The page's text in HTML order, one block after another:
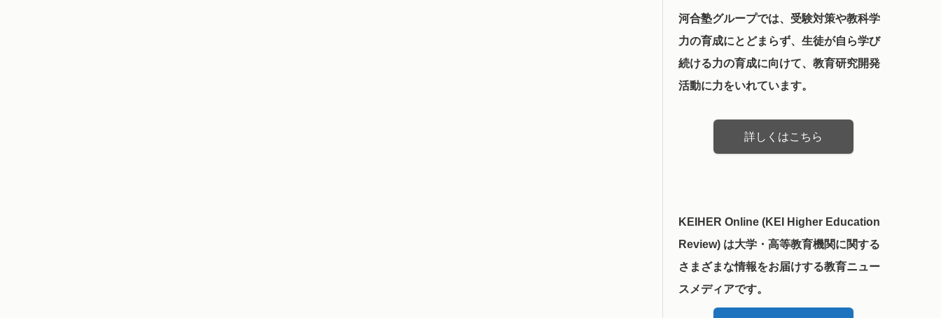
河合塾グループでは、受験対策や教科学
力の育成にとどまらず、生徒が自ら学び
続ける力の育成に向けて、教育研究開発
活動に力をいれています。
詳しくはこちら
KEIHER Online (KEI Higher Education
Review) は大学・高等教育機関に関する
さまざまな情報をお届けする教育ニュー
スメディアです。